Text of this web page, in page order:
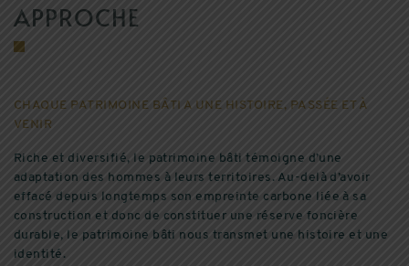
APPROCHE
CHAQUE PATRIMOINE BÂTI A UNE HISTOIRE, PASSÉE ET À
VENIR
Riche et diversifié, le patrimoine bâti témoigne d’une
adaptation des hommes à leurs territoires. Au-delà d’avoir
effacé depuis longtemps son empreinte carbone liée à sa
construction et donc de constituer une réserve foncière
durable, le patrimoine bâti nous transmet une histoire et une
identité.